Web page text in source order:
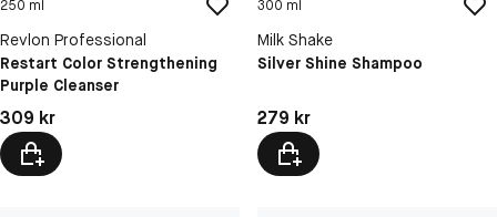
250 ml
Revlon Professional
Restart Color Strengthening
Purple Cleanser
Pris: 309 kr
309 kr
300 ml
Milk Shake
Silver Shine Shampoo
Pris: 279 kr
279 kr